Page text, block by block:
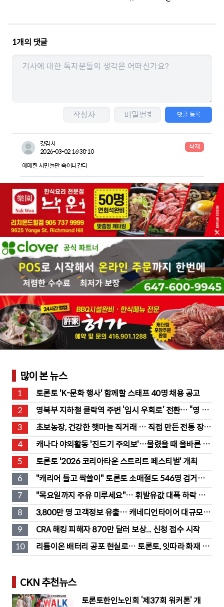
1개의 댓글
댓글 등록
갓김치
2026-03-02 16:38:10
삭제
애매한 서민들만 죽어나간다
많이 본 뉴스
1
토론토 'K-문화 행사' 함께할 스태프 40명 채용 공고
2
영북부 지하철 클락역 주변 ‘임시 우회로’ 전환… “영 스
트리트 바뀐다”
3
초보농장, 건강한 햇마늘 직거래 … 직접 만든 전통 장류
도 판매
4
캐나다 야외활동 '진드기 주의보'…물렸을 때 올바른 대
처법은?
5
토론토 '2026 코리아타운 스트리트 페스티벌' 개최
6
"캐리어 들고 싹쓸이" 토론토 소매절도 546명 검거…
훔친 물건 재유통
7
"목요일까지 주유 미루세요"… 휘발유값 대폭 하락 예
고
8
3,800만 명 고객정보 유출… 캐네디언타이어 대규모 집
단소송 직면
9
CRA 해킹 피해자 870만 달러 보상... 신청 접수 시작
10
리튬이온 배터리 공포 현실로… 토론토, 잇따라 화재 발
생
CKN 추천뉴스
토론토한인노인회 ‘제37회 워커톤’ 개